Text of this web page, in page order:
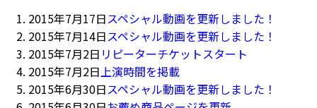
2015年7月17日スペシャル動画を更新しました！
2015年7月14日スペシャル動画を更新しました！
2015年7月2日 リピーターチケットスタート
2015年7月2日 上演時間を掲載
2015年6月30日スペシャル動画を更新しました！